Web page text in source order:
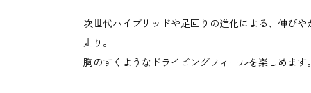
次世代ハイブリッドや足回りの進化による、伸び
走り。
胸のすくようなドライビングフィールを楽しめます